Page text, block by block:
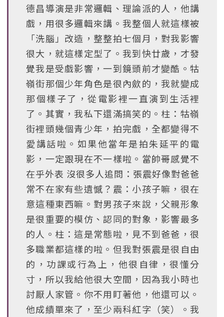
德昌導演是非常邏輯、理論派的人，他講
戲，用很多邏輯來講。我整個人就這樣被
「洗腦」改造，整整拍七個月，對我影響
很大，就這樣定型了。我到快廿歲，才發
覺我是受戲影響，一到鏡頭前才變酷。牯
嶺街那個少年角色是很內歛的，我就變成
那個樣子了，從電影裡一直演到生活裡
了。其實，我私下還滿搞笑的。柱：牯嶺
街裡頭幾個青少年，拍完戲，全都變得不
愛講話啦。如果他當年是拍朱延平的電
影，一定跟現在不一樣啦。當帥哥感覺不
在乎外表 沒很多人追問：張震好像對爸爸
常不在家有些遺憾？震：小孩子嘛，很在
意這種東西嘛。對男孩子來說，父親形象
是很重要的模仿、認同的對象，影響最多
的人。柱：這是常態啦，見不到爸爸，很
多職業都這樣的啦。但我對張震是很自由
的，功課或行為上，他很自律，很懂分
寸，所以我給他很大空間，因為我小時也
討厭人家管。你不用盯著他，他還可以。
他成績單來了，至少兩科紅字（笑）。我